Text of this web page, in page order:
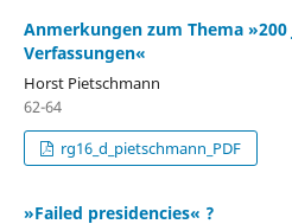
Anmerkungen zum Thema
Verfassungen«
Horst Pietschmann
62-64
rg16_d_pietschmann_PDF
»Failed presidencies« ?